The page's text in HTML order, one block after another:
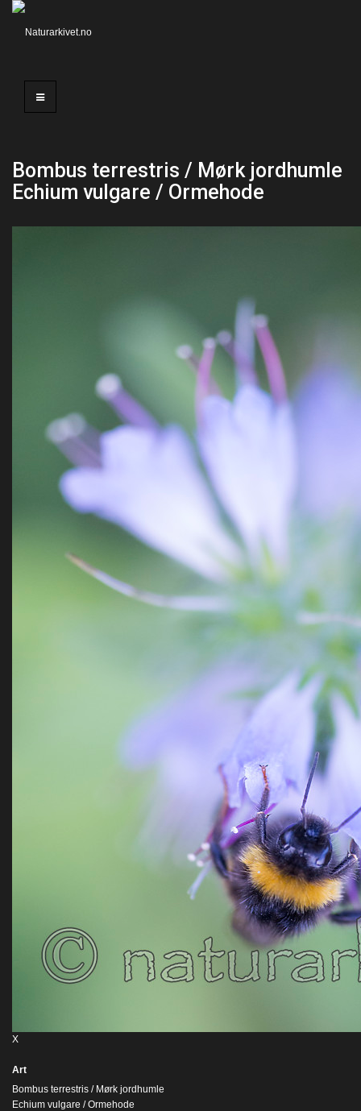
Bombus terrestris / Mørk jordhumle
Echium vulgare / Ormehode
X
Art
Bombus terrestris / Mørk jordhumle
Echium vulgare / Ormehode